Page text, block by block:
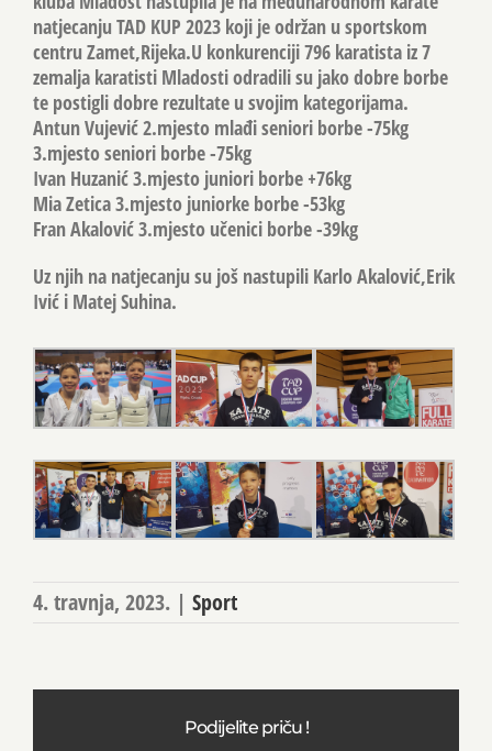
natjecanju TAD KUP 2023 koji je održan u sportskom
centru Zamet,Rijeka.U konkurenciji 796 karatista iz 7
zemalja karatisti Mladosti odradili su jako dobre borbe
te postigli dobre rezultate u svojim kategorijama.
Antun Vujević 2.mjesto mlađi seniori borbe -75kg
3.mjesto seniori borbe -75kg
Ivan Huzanić 3.mjesto juniori borbe +76kg
Mia Zetica 3.mjesto juniorke borbe -53kg
Fran Akalović 3.mjesto učenici borbe -39kg
Uz njih na natjecanju su još nastupili Karlo Akalović,Erik
Ivić i Matej Suhina.
4. travnja, 2023. | Sport
Podijelite priču !